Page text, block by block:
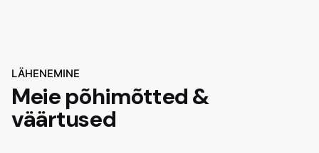
LÄHENEMINE
Meie põhimõtted &
väärtused